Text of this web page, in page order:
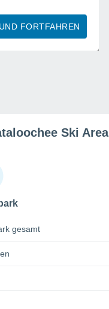
FORTFAHREN
Ski Area
gesamt